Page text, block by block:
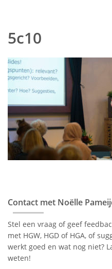
5c10
Contact met Noëlle
Stel een vraag of geef
met HGW, HGD of HGA, of
werkt goed en wat nog niet?
weten!